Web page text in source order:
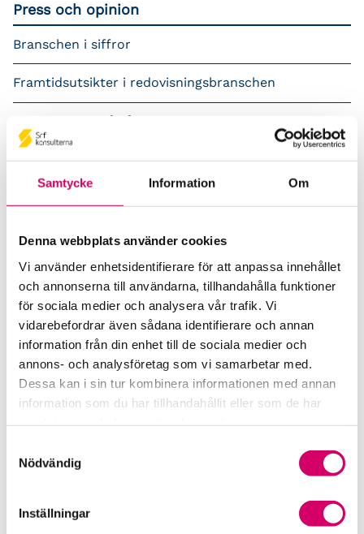
Samtycke Information Om
Denna webbplats använder cookies
Vi använder enhetsidentifierare för att anpassa innehållet
och annonserna till användarna, tillhandahålla funktioner
för sociala medier och analysera vår trafik. Vi
vidarebefordrar även sådana identifierare och annan
information från din enhet till de sociala medier och
annons- och analysföretag som vi samarbetar med.
Dessa kan i sin tur kombinera informationen med annan
information som du har tillhandahållit eller som de har
Nödvändig
Inställningar
Press och opinion
Branschen i siffror
Framtidsutsikter i redovisningsbranschen
Prenumerera på våra nyhetsbrev
Pressrum
Remisser
Samverkan med myndigheter och organisationer
Srf Fokusrapport 2024 – insikter för hållbart
företagande
Våra nyhetskanaler
Tidningen Konsulten
Öppet brev till Myndigheten för yrkeshögskolan